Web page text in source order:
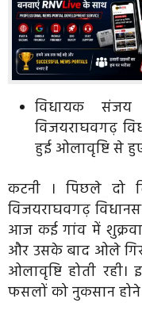
विधायक
विजयराघवगढ़
हुई ओलावृष्टि से
कटनी । पिछले दो
विजयराघवगढ़
आज कई गांव में
और उसके बाद ओले
ओलावृष्टि होती
फसलों को नुकसान